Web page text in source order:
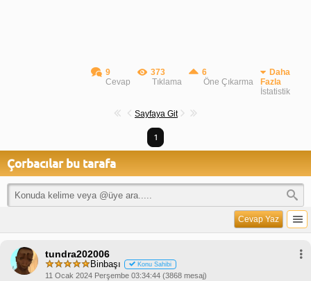
9
Cevap
373
Tıklama
6
Öne Çıkarma
Daha
Fazla
İstatistik
Sayfaya Git
1
Çorbacılar bu tarafa
Cevap Yaz
tundra202006
Binbaşı Konu Sahibi
11 Ocak 2024 Perşembe 03:34:44 (3868 mesaj)